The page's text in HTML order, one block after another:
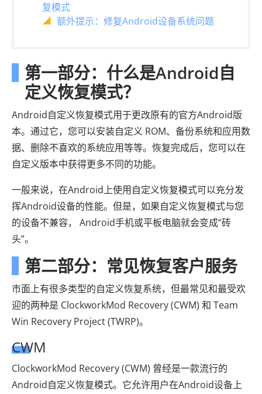
复模式
额外提示：修复Android设备系统问题
第一部分：什么是Android自
定义恢复模式？
Android自定义恢复模式用于更改原有的官方Android版
本。通过它，您可以安装自定义 ROM、备份系统和应用数
据、删除不喜欢的系统应用等等。恢复完成后，您可以在
自定义版本中获得更多不同的功能。
一般来说，在Android上使用自定义恢复模式可以充分发
挥Android设备的性能。但是，如果自定义恢复模式与您
的设备不兼容， Android手机或平板电脑就会变成“砖
头”。
第二部分：常见恢复客户服务
市面上有很多类型的自定义恢复系统，但最常见和最受欢
迎的两种是 ClockworkMod Recovery (CWM) 和 Team
Win Recovery Project (TWRP)。
CWM
ClockworkMod Recovery (CWM) 曾经是一款流行的
Android自定义恢复模式。它允许用户在Android设备上